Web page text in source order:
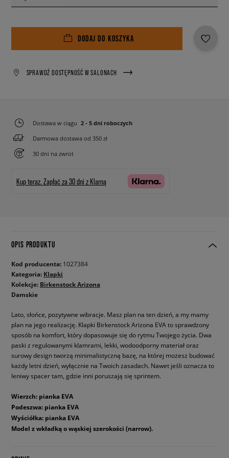
DODAJ DO KOSZYKA
SPRAWDŹ DOSTĘPNOŚĆ W SALONACH
Dostawa w ciągu 2 - 5 dni roboczych
Darmowa dostawa od 350 zł
30 dni na zwrot
Kup teraz. Zapłać za 30 dni z Klarną
OPIS PRODUKTU
Kod producenta: 1027384
Kategoria: Klapki
Kolekcje: Birkenstock Arizona
Damskie
Lato, słońce, pozytywne wibracje. Masz plan na ten dzień, a my mamy
plan na jego realizację. Klapki Birkenstock Arizona EVA to sprawdzony
sposób na komfort, który dopasowuje się do rytmu Twojego życia. Dwa
paski z regulowanymi klamrami, lekki, wodoodporny materiał oraz
surowy design tworzą minimalistyczną bazę, na której możesz budować
każdy letni dzień, wyłącznie na Twoich zasadach. Nawet jeśli oznacza to
leniwy spacer tam, gdzie inni poruszają się sprintem.
Wierzch: pianka EVA
Podeszwa: pianka EVA
Wyściółka: pianka EVA
Model z wkładką o wąskiej szerokości (narrow).